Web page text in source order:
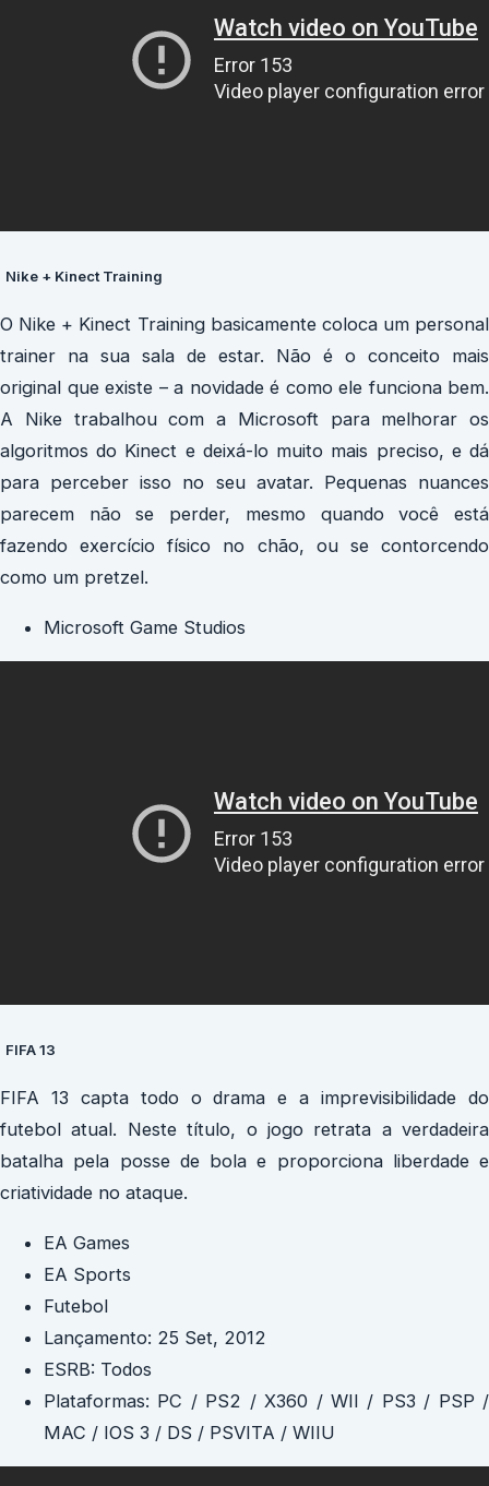
Nike + Kinect Training
O Nike + Kinect Training basicamente coloca um personal
trainer na sua sala de estar. Não é o conceito mais
original que existe – a novidade é como ele funciona bem.
A Nike trabalhou com a Microsoft para melhorar os
algoritmos do Kinect e deixá-lo muito mais preciso, e dá
para perceber isso no seu avatar. Pequenas nuances
parecem não se perder, mesmo quando você está
fazendo exercício físico no chão, ou se contorcendo
como um pretzel.
Microsoft Game Studios
FIFA 13
FIFA 13 capta todo o drama e a imprevisibilidade do
futebol atual. Neste título, o jogo retrata a verdadeira
batalha pela posse de bola e proporciona liberdade e
criatividade no ataque.
EA Games
EA Sports
Futebol
Lançamento: 25 Set, 2012
ESRB: Todos
Plataformas: PC / PS2 / X360 / WII / PS3 / PSP /
MAC / IOS 3 / DS / PSVITA / WIIU